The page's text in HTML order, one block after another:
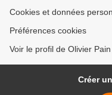
Cookies et données
Préférences cookies
Voir le profil de Olivier
Créer